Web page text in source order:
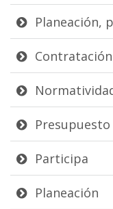
Planeación,
Contratación
Presupuesto
Participa
Planeación